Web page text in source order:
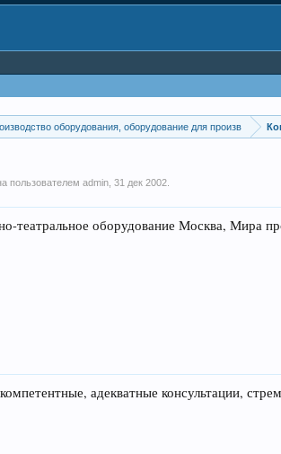
оборудования, оборудование для произв
пользователемadmin ,31 дек 2002
театральное оборудование Москва, Мира
адекватные консультации,